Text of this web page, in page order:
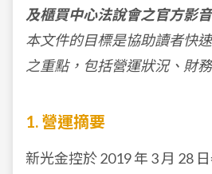
及櫃買中心法說會之官方影
本文件的目標是協助讀者快
之重點，包括營運狀況、財
1. 營運摘要
新光金控於 2019 年 3 月 28